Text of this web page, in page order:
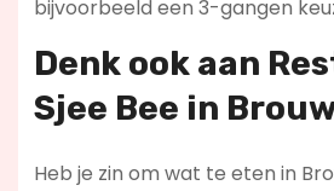
bijvoorbeeld een 3-gangen
Denk ook aan
Sjee Bee in
Heb je zin om wat te eten in